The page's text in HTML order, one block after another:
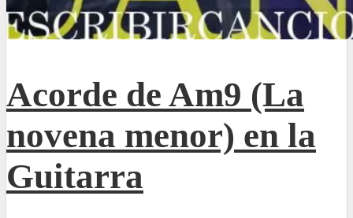
Acorde de Am9 (La
novena menor) en la
Guitarra